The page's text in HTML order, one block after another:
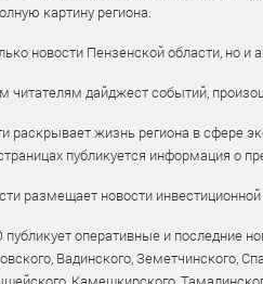
картину региона.
новости Пензенской области, но
читателям дайджест событий,
раскрывает жизнь региона в сфере
публикуется информация о
размещает новости
оперативные и последние
Вадинского, Земетчинского,